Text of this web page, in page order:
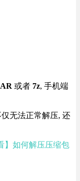
或者 7z, 手机端
无法正常解压, 还
】如何解压压缩包